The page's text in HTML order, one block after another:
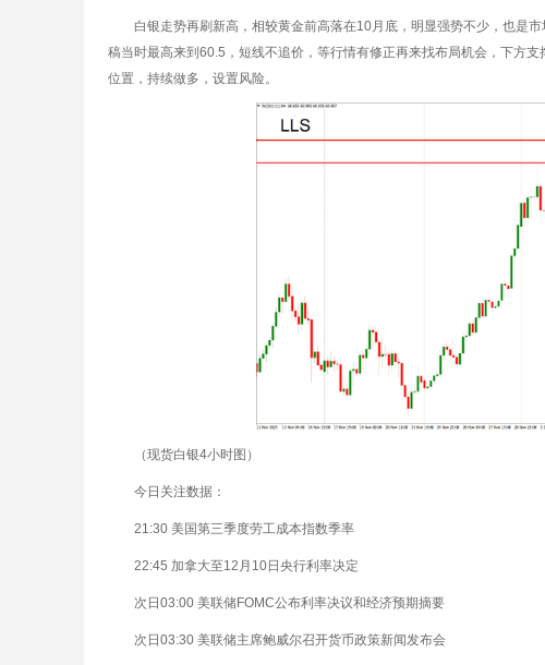
白银走势再刷新高，相较黄金前高落在10月底，明显强势不少，也是
稿当时最高来到60.5，短线不追价，等行情有修正再来找布局机会，下方
位置，持续做多，设置风险。
（现货白银4小时图）
今日关注数据：
21:30 美国第三季度劳工成本指数季率
22:45 加拿大至12月10日央行利率决定
次日03:00 美联储FOMC公布利率决议和经济预期摘要
次日03:30 美联储主席鲍威尔召开货币政策新闻发布会